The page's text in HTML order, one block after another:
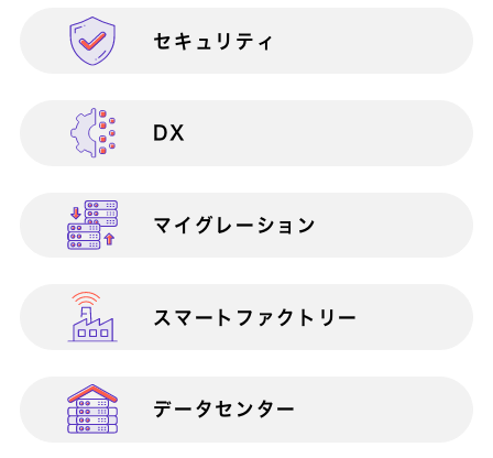
セキュリティ
DX
マイグレーション
スマートファクトリー
データセンター
物流・流通業向け
官公庁・自治体・公共団体向け
金融業向け
医療業向け
営業部門向け
生産性向上
マイクロソフト製品連携
検証・テスト
サポート終了対策
働き方改革
Apache Struts1脆弱性対策サービス
Apache Struts2脆弱性対策サービス
at Claps
AWS Total Care Suite
AWS移行サービ
AWS総合支援サービス